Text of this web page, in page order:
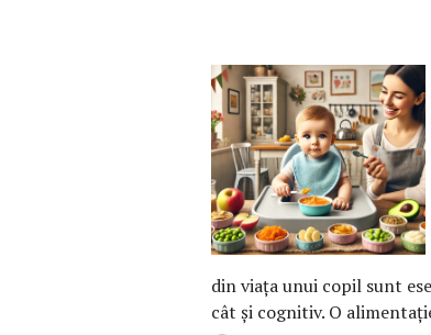
din viața unui copil sunt
cât și cognitiv. O